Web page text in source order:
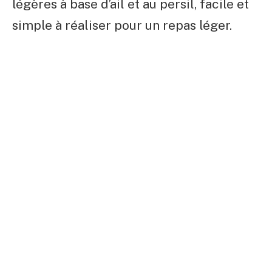
légères à base d’ail et au persil, facile et
simple à réaliser pour un repas léger.